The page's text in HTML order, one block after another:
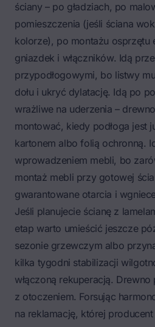
ściany – po gładziach, po
pomieszczenia (jeśli ściana
kolorze), po montażu osprzętu
gniazdek i włączników. Idą
przypodłogowymi, bo listwy
dołu i ukryć dylatację. Idą po
wrażliwe na uderzenia –
montować, kiedy podłoga jest
kartonem albo folią ochronną.
wprowadzeniem mebli, bo
montaż mebli przy gotowej
gwarantowane otarcia i
Jeśli planujecie ścianę z
etap warto umieścić jeszcze
sezonie grzewczym albo
kilka tygodni stabilizacji
włączoną rekuperacją.
z otoczeniem. Forsując
na reklamację, której